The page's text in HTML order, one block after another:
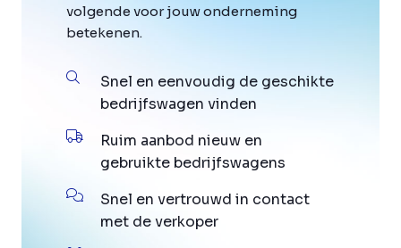
volgende voor jouw onderneming
betekenen.
Snel en eenvoudig de geschikte
bedrijfswagen vinden
Ruim aanbod nieuw en
gebruikte bedrijfswagens
Snel en vertrouwd in contact
met de verkoper